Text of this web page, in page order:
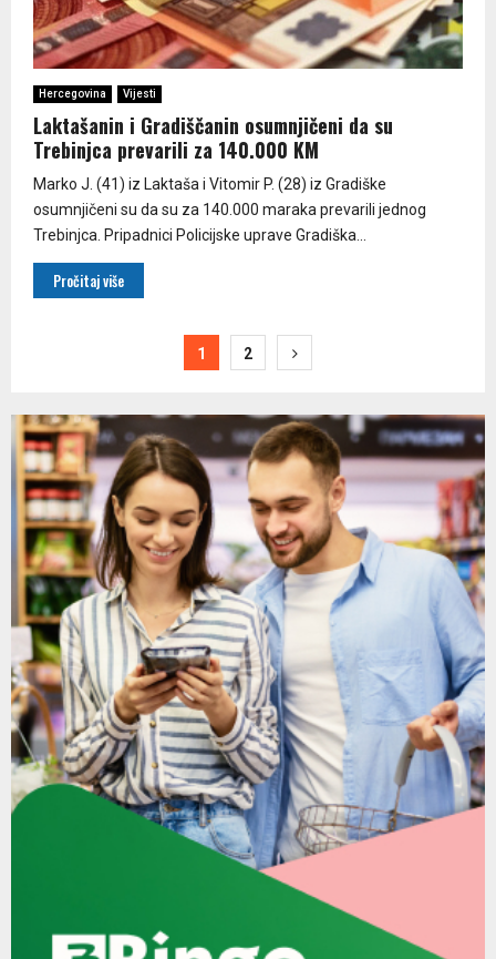
Hercegovina Vijesti
Laktašanin i Gradiščanin osumnjičeni da su
Trebinjca prevarili za 140.000 KM
Marko J. (41) iz Laktaša i Vitomir P. (28) iz Gradiške
osumnjičeni su da su za 140.000 maraka prevarili jednog
Trebinjca. Pripadnici Policijske uprave Gradiška...
Pročitaj više
1 2